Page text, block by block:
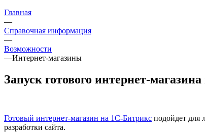
Главная
—
Справочная информация
—
Возможности
—Интернет-магазины
Запуск готового интернет-
Готовый интернет-магазин на 1С-Битрикс подойдет для
разработки сайта.